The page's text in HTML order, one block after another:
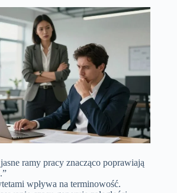
ramy pracy znacząco poprawiają
wpływa na terminowość.